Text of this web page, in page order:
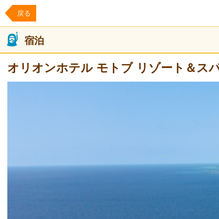
戻る
宿泊
オリオンホテル モトブ リゾート＆ス